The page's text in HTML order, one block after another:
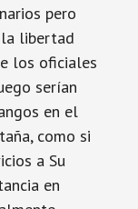
pero
libertad
los oficiales
serían
en el
como si
a Su
en